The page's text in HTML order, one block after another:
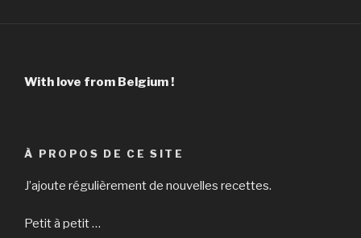
With love from Belgium !
À PROPOS DE CE SITE
J’ajoute régulièrement de nouvelles recettes.
Petit à petit …